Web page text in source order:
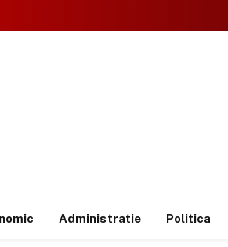
Administratie Politica